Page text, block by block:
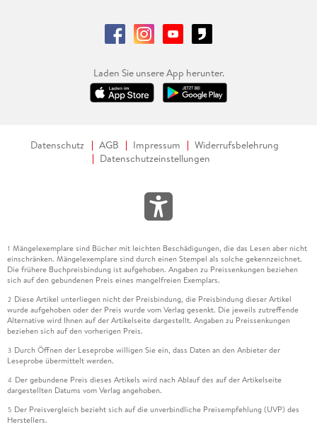
Laden Sie unsere App herunter.
Datenschutz AGB Impressum
Widerrufsbelehrung
Datenschutzeinstellungen
1 Mängelexemplare sind Bücher mit leichten Beschädigungen, die das Lesen aber nicht
einschränken. Mängelexemplare sind durch einen Stempel als solche gekennzeichnet.
Die frühere Buchpreisbindung ist aufgehoben. Angaben zu Preissenkungen beziehen
sich auf den gebundenen Preis eines mangelfreien Exemplars.
2 Diese Artikel unterliegen nicht der Preisbindung, die Preisbindung dieser Artikel
wurde aufgehoben oder der Preis wurde vom Verlag gesenkt. Die jeweils zutreffende
Alternative wird Ihnen auf der Artikelseite dargestellt. Angaben zu Preissenkungen
beziehen sich auf den vorherigen Preis.
3 Durch Öffnen der Leseprobe willigen Sie ein, dass Daten an den Anbieter der
Leseprobe übermittelt werden.
4 Der gebundene Preis dieses Artikels wird nach Ablauf des auf der Artikelseite
dargestellten Datums vom Verlag angehoben.
5 Der Preisvergleich bezieht sich auf die unverbindliche Preisempfehlung (UVP) des
Herstellers.